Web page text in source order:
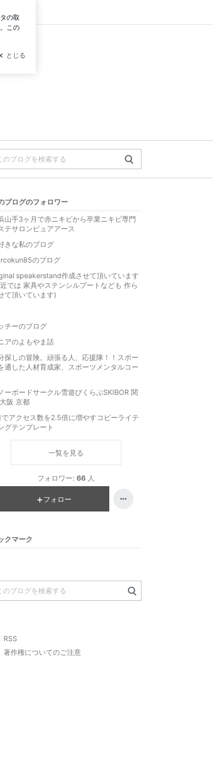
ブログのフォロワー
山手3ヶ月で赤ニキビから卒業ニキビ専門
テサロンピュアアース
きな私のブログ
のブログ
speakerstand作成させて頂いています
では 家具やステンシルプートなども 作ら
て頂いています)
チーのブログ
アのよもやま話
探しの冒険。頑張る人、応援隊！！スポー
通した人材育成家、スポーツメンタルコー
ーボードサークル雪遊びくらぶSKIBOR 関
阪 京都
アクセス数を2.5倍に増やすコピーライテ
グテンプレート
一覧を見る
フォロワー: 66 人
フォロー
クマーク
RSS
著作権についてのご注意